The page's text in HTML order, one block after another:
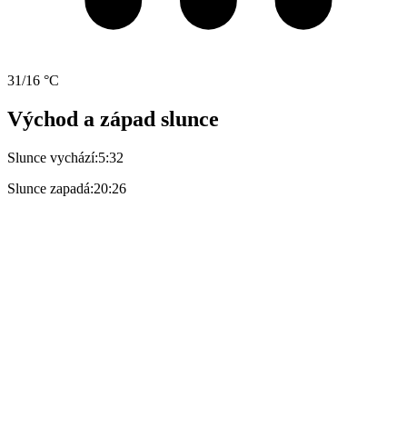
31/16 °C
Východ a západ slunce
Slunce vychází:5:32
Slunce zapadá:20:26